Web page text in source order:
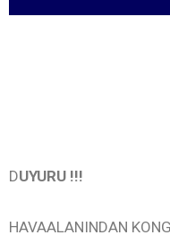
DUYURU !!!
HAVAALANINDAN